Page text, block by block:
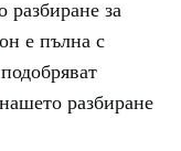
разбиране за
е пълна с
разбиране